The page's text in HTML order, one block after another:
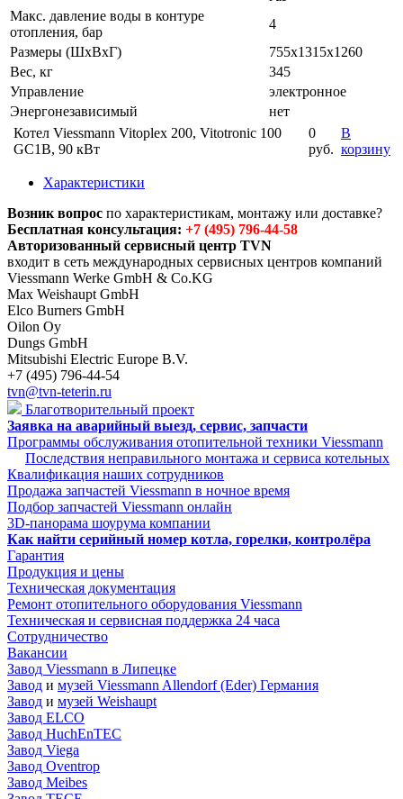
Макс. давление воды в контуре
отопления, бар
4
Размеры (ШхВхГ)
755x1315x1260
Вес, кг
345
Управление
электронное
Энергонезависимый
нет
Котел Viessmann Vitoplex 200, Vitotronic 100
GC1B, 90 кВт
0
руб.
В
корзину
Характеристики
Возник вопрос по характеристикам, монтажу или доставке?
Бесплатная консультация: +7 (495) 796-44-58
Авторизованный сервисный центр TVN
входит в сеть международных сервисных центров компаний
Viessmann Werke GmbH & Co.KG
Max Weishaupt GmbH
Elco Burners GmbH
Oilon Oy
Dungs GmbH
Mitsubishi Electric Europe B.V.
+7 (495) 796-44-54
tvn@tvn-teterin.ru
Благотворительный проект
Заявка на аварийный выезд, сервис, запчасти
Программы обслуживания отопительной техники Viessmann
Последствия неправильного монтажа и сервиса котельных
Квалификация наших сотрудников
Продажа запчастей Viessmann в ночное время
Подбор запчастей Viessmann онлайн
3D-панорама шоурума компании
Как найти серийный номер котла, горелки, контролёра
Гарантия
Продукция и цены
Техническая документация
Ремонт отопительного оборудования Viessmann
Техническая и сервисная поддержка 24 часа
Сотрудничество
Вакансии
Завод Viessmann в Липецке
Завод и музей Viessmann Allendorf (Eder) Германия
Завод и музей Weishaupt
Завод ELCO
Завод HuchEnTEC
Завод Viega
Завод Oventrop
Завод Meibes